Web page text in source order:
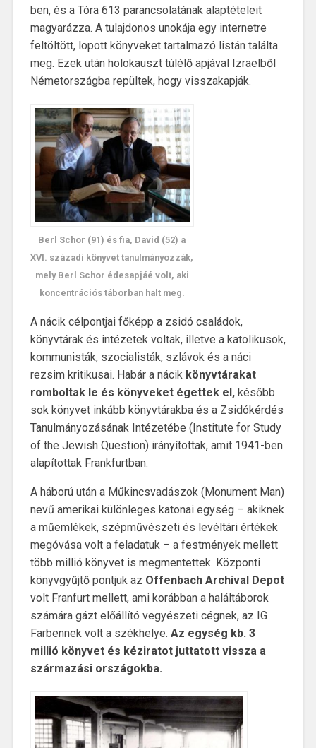
ben, és a Tóra 613 parancsolatának alaptételeit
magyarázza. A tulajdonos unokája egy internetre
feltöltött, lopott könyveket tartalmazó listán találta
meg. Ezek után holokauszt túlélő apjával Izraelből
Németországba repültek, hogy visszakapják.
Berl Schor (91) és fia, David (52) a
XVI. századi könyvet tanulmányozzák,
mely Berl Schor édesapjáé volt, aki
koncentrációs táborban halt meg.
A nácik célpontjai főképp a zsidó családok,
könyvtárak és intézetek voltak, illetve a katolikusok,
kommunisták, szocialisták, szlávok és a náci
rezsim kritikusai. Habár a nácik könyvtárakat
romboltak le és könyveket égettek el, később
sok könyvet inkább könyvtárakba és a Zsidókérdés
Tanulmányozásának Intézetébe (Institute for Study
of the Jewish Question) irányítottak, amit 1941-ben
alapítottak Frankfurtban.
A háború után a Műkincsvadászok (Monument Man)
nevű amerikai különleges katonai egység – akiknek
a műemlékek, szépművészeti és levéltári értékek
megóvása volt a feladatuk – a festmények mellett
több millió könyvet is megmentettek. Központi
könyvgyűjtő pontjuk az Offenbach Archival Depot
volt Franfurt mellett, ami korábban a haláltáborok
számára gázt előállító vegyészeti cégnek, az IG
Farbennek volt a székhelye. Az egység kb. 3
millió könyvet és kéziratot juttatott vissza a
származási országokba.